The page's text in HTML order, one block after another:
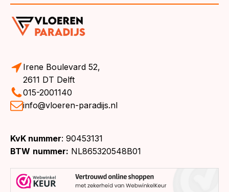
Irene Boulevard 52,
2611 DT Delft
015-2001140
info@vloeren-paradijs.nl
KvK nummer: 90453131
BTW nummer: NL865320548B01